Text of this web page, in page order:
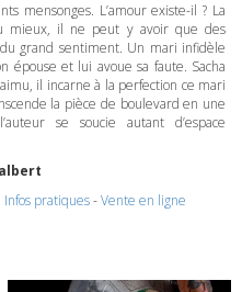
mensonges. L’amour existe-il ? La
mieux, il ne peut y avoir que des
grand sentiment. Un mari infidèle
épouse et lui avoue sa faute. Sacha
il incarne à la perfection ce mari
la pièce de boulevard en une
se soucie autant d’espace
Infos pratiques-Vente en ligne